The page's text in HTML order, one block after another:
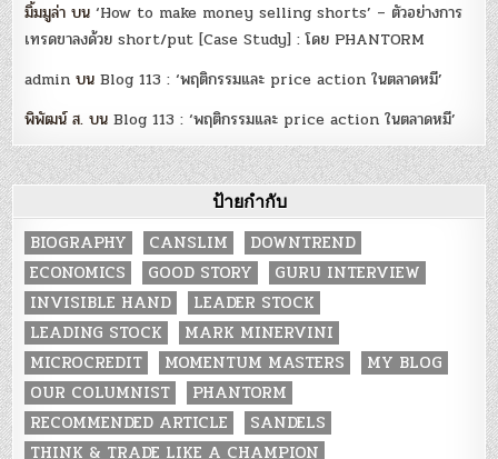
มิ้มมูล่า บน‘How to make money selling shorts’ – ตัวอย่างการ
เทรดขาลงด้วย short/put [Case Study] : โดย PHANTORM
admin บนBlog 113 : ‘พฤติกรรมและ price action ในตลาดหมี’
พิพัฒน์ ส. บนBlog 113 : ‘พฤติกรรมและ price action ในตลาดหมี’
ป้ายกำกับ
BIOGRAPHY CANSLIM
DOWNTREND
ECONOMICS
GOOD STORY
GURU INTERVIEW
INVISIBLE HAND
LEADER STOCK
LEADING STOCK
MARK MINERVINI
MICROCREDIT
MOMENTUM MASTERS
MY BLOG
OUR COLUMNIST
PHANTORM
RECOMMENDED ARTICLE
SANDELS
THINK & TRADE LIKE A CHAMPION